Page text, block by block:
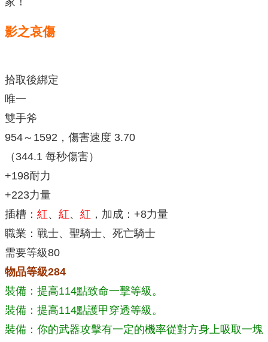
影之哀傷
拾取後綁定
唯一
雙手斧
954～1592，傷害速度 3.70
（344.1 每秒傷害）
+198耐力
+223力量
插槽： 紅、 紅、 紅 ，加成：+8力量
職業：戰士、聖騎士、死亡騎士
需要等級80
物品等級284
裝備：提高114點致命一擊等級。
裝備：提高114點護甲穿透等級。
裝備：你的武器攻擊有一定的機率從對方身上吸取一塊